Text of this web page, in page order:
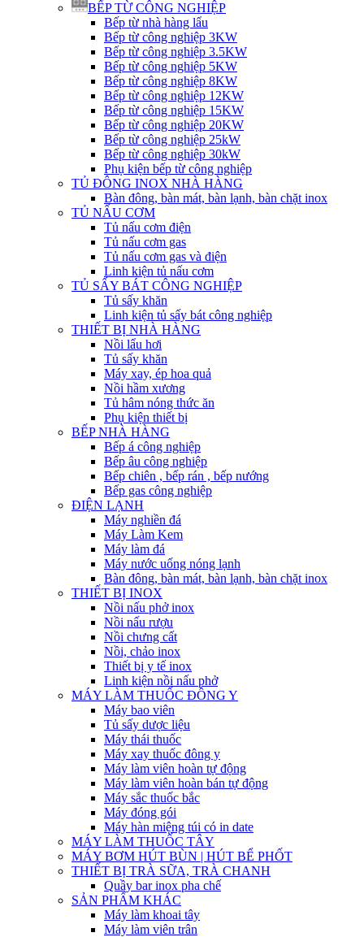
BẾP TỪ CÔNG NGHIỆP
Bếp từ nhà hàng lẩu
Bếp từ công nghiệp 3KW
Bếp từ công nghiệp 3.5KW
Bếp từ công nghiệp 5KW
Bếp từ công nghiệp 8KW
Bếp từ công nghiệp 12KW
Bếp từ công nghiệp 15KW
Bếp từ công nghiệp 20KW
Bếp từ công nghiệp 25kW
Bếp từ công nghiệp 30kW
Phụ kiện bếp từ công nghiệp
TỦ ĐÔNG INOX NHÀ HÀNG
Bàn đông, bàn mát, bàn lạnh, bàn chặt inox
TỦ NẤU CƠM
Tủ nấu cơm điện
Tủ nấu cơm gas
Tủ nấu cơm gas và điện
Linh kiện tủ nấu cơm
TỦ SẤY BÁT CÔNG NGHIỆP
Tủ sấy khăn
Linh kiện tủ sấy bát công nghiệp
THIẾT BỊ NHÀ HÀNG
Nồi lẩu hơi
Tủ sấy khăn
Máy xay, ép hoa quả
Nồi hầm xương
Tủ hâm nóng thức ăn
Phụ kiện thiết bị
BẾP NHÀ HÀNG
Bếp á công nghiệp
Bếp âu công nghiệp
Bếp chiên , bếp rán , bếp nướng
Bếp gas công nghiệp
ĐIỆN LẠNH
Máy nghiền đá
Máy Làm Kem
Máy làm đá
Máy nước uống nóng lạnh
Bàn đông, bàn mát, bàn lạnh, bàn chặt inox
THIẾT BỊ INOX
Nồi nấu phở inox
Nồi nấu rượu
Nồi chưng cất
Nồi, chảo inox
Thiết bị y tế inox
Linh kiện nồi nấu phở
MÁY LÀM THUỐC ĐÔNG Y
Máy bao viên
Tủ sấy dược liệu
Máy thái thuốc
Máy xay thuốc đông y
Máy làm viên hoàn tự động
Máy làm viên hoàn bán tự động
Máy sắc thuốc bắc
Máy đóng gói
Máy hàn miệng túi có in date
MÁY LÀM THUỐC TÂY
MÁY BƠM HÚT BÙN | HÚT BỂ PHỐT
THIẾT BỊ TRÀ SỮA, TRÀ CHANH
Quầy bar inox pha chế
SẢN PHẨM KHÁC
Máy làm khoai tây
Máy làm viên trân